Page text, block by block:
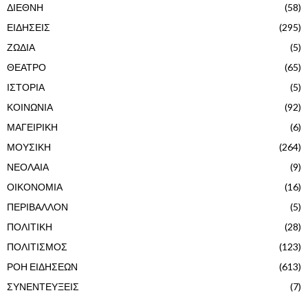
ΔΙΕΘΝΗ
(58)
ΕΙΔΗΣΕΙΣ
(295)
ΖΩΔΙΑ
(5)
ΘΕΑΤΡΟ
(65)
ΙΣΤΟΡΙΑ
(5)
ΚΟΙΝΩΝΙΑ
(92)
ΜΑΓΕΙΡΙΚΗ
(6)
ΜΟΥΣΙΚΗ
(264)
ΝΕΟΛΑΙΑ
(9)
ΟΙΚΟΝΟΜΙΑ
(16)
ΠΕΡΙΒΑΛΛΟΝ
(5)
ΠΟΛΙΤΙΚΗ
(28)
ΠΟΛΙΤΙΣΜΟΣ
(123)
ΡΟΗ ΕΙΔΗΣΕΩΝ
(613)
ΣΥΝΕΝΤΕΥΞΕΙΣ
(7)